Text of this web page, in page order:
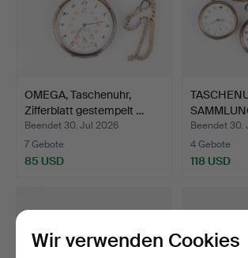
OMEGA, Taschenuhr,
Zifferblatt gestempelt …
Beendet 30. Jul 2026
7 Gebote
85 USD
u. a.…
Beendet 30.
4 Gebote
118 USD
Wir verwenden Cookies